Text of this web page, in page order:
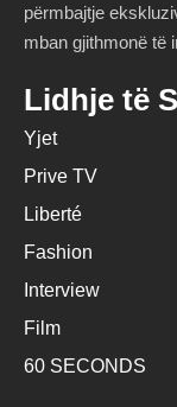
përmbajtje
mban gjithmonë të
Lidhje të
Yjet
Prive TV
Liberté
Fashion
Interview
Film
60 SECONDS